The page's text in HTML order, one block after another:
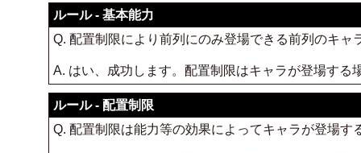
ルール - 基本能力
Q. 配置制限により前列にのみ登場できる前列のキ
A. はい、成功します。配置制限はキャラが登場す
ルール - 配置制限
Q. 配置制限は能力等の効果によってキャラが登場す